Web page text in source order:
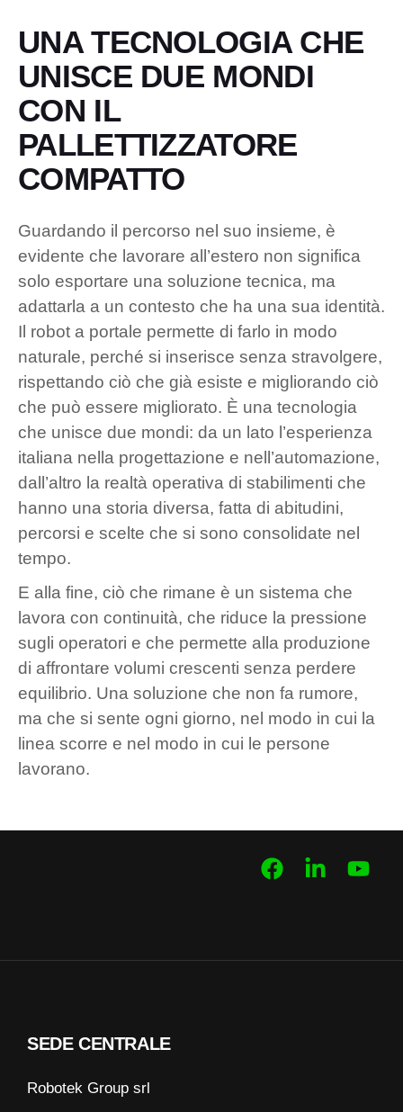
UNA TECNOLOGIA CHE
UNISCE DUE MONDI
CON IL
PALLETTIZZATORE
COMPATTO
Guardando il percorso nel suo insieme, è
evidente che lavorare all’estero non significa
solo esportare una soluzione tecnica, ma
adattarla a un contesto che ha una sua identità.
Il robot a portale permette di farlo in modo
naturale, perché si inserisce senza stravolgere,
rispettando ciò che già esiste e migliorando ciò
che può essere migliorato. È una tecnologia
che unisce due mondi: da un lato l’esperienza
italiana nella progettazione e nell’automazione,
dall’altro la realtà operativa di stabilimenti che
hanno una storia diversa, fatta di abitudini,
percorsi e scelte che si sono consolidate nel
tempo.
E alla fine, ciò che rimane è un sistema che
lavora con continuità, che riduce la pressione
sugli operatori e che permette alla produzione
di affrontare volumi crescenti senza perdere
equilibrio. Una soluzione che non fa rumore,
ma che si sente ogni giorno, nel modo in cui la
linea scorre e nel modo in cui le persone
lavorano.
SEDE CENTRALE
Robotek Group srl